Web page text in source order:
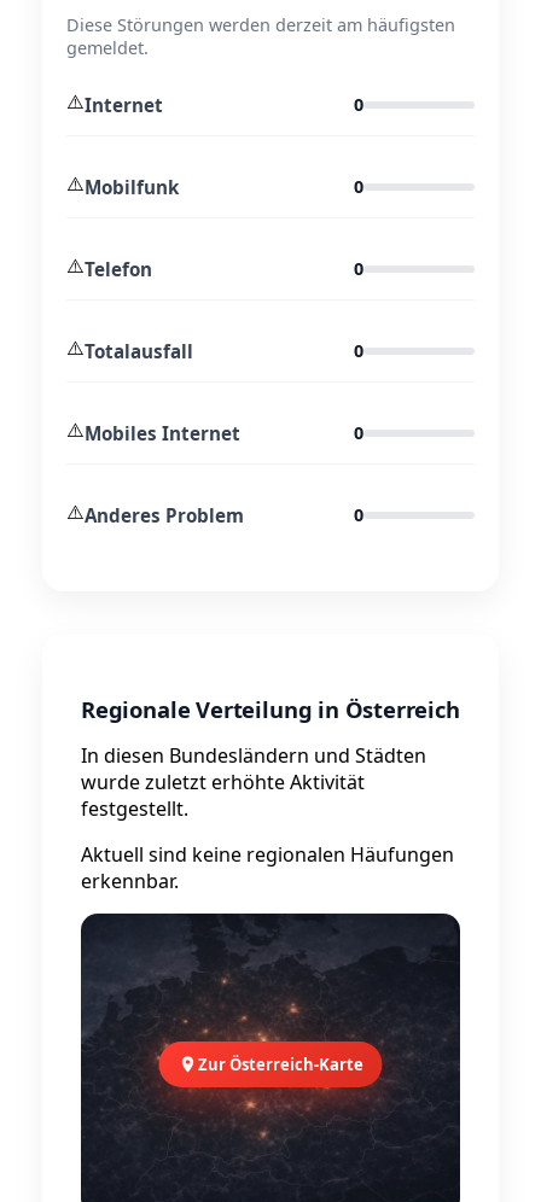
Diese Störungen werden derzeit am häufigsten
gemeldet.
⚠️Internet 0
⚠️Mobilfunk 0
⚠️Telefon 0
⚠️Totalausfall 0
⚠️Mobiles Internet 0
⚠️Anderes Problem 0
Regionale Verteilung in Österreich
In diesen Bundesländern und Städten
wurde zuletzt erhöhte Aktivität
festgestellt.
Aktuell sind keine regionalen Häufungen
erkennbar.
Zur Österreich-Karte